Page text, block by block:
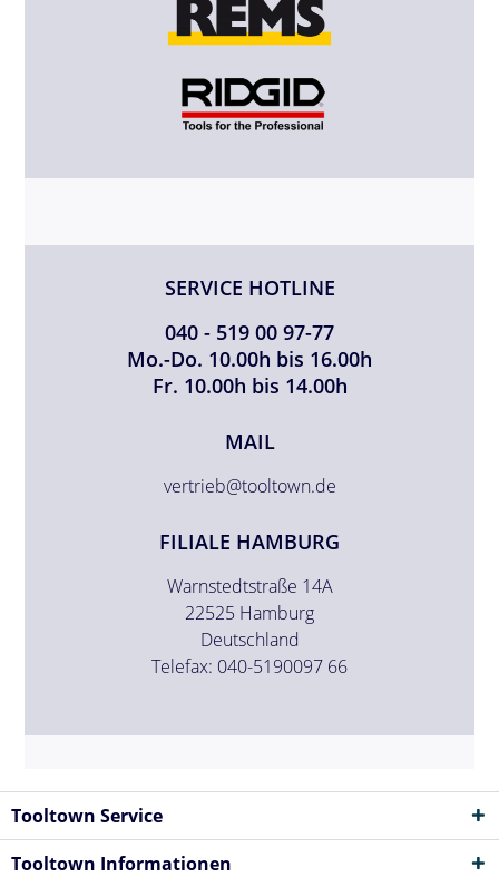
SERVICE HOTLINE
040 - 519 00 97-77
Mo.-Do. 10.00h bis 16.00h
Fr. 10.00h bis 14.00h
MAIL
vertrieb@tooltown.de
FILIALE HAMBURG
Warnstedtstraße 14A
22525 Hamburg
Deutschland
Telefax: 040-5190097 66
Tooltown Service
Tooltown Informationen